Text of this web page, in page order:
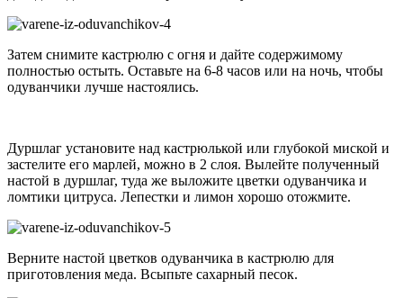
Затем снимите кастрюлю с огня и дайте содержимому
полностью остыть. Оставьте на 6-8 часов или на ночь, чтобы
одуванчики лучше настоялись.
Дуршлаг установите над кастрюлькой или глубокой миской и
застелите его марлей, можно в 2 слоя. Вылейте полученный
настой в дуршлаг, туда же выложите цветки одуванчика и
ломтики цитруса. Лепестки и лимон хорошо отожмите.
Верните настой цветков одуванчика в кастрюлю для
приготовления меда. Всыпьте сахарный песок.